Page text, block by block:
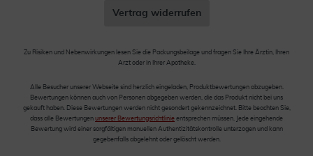
Vertrag widerrufen
Zu Risiken und Nebenwirkungen lesen Sie die Packungsbeilage und fragen Sie Ihre Ärztin, Ihren
Arzt oder in Ihrer Apotheke.
Alle Besucher unserer Webseite sind herzlich eingeladen, Produktbewertungen abzugeben.
Bewertungen können auch von Personen abgegeben werden, die das Produkt nicht bei uns
gekauft haben. Diese Bewertungen werden nicht gesondert gekennzeichnet. Bitte beachten Sie,
dass alle Bewertungen unserer Bewertungsrichtlinie entsprechen müssen. Jede eingehende
Bewertung wird einer sorgfältigen manuellen Authentizitätskontrolle unterzogen und kann
gegebenfalls abgelehnt oder gelöscht werden.